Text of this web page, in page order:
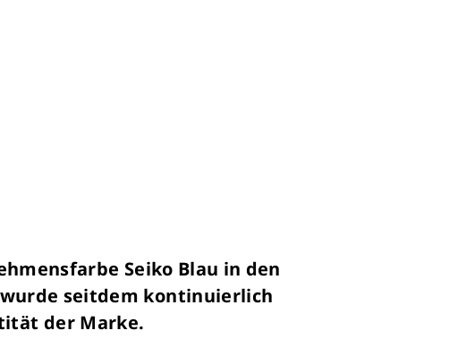
Seiko Blau in den
seitdem kontinuierlich
der Marke.